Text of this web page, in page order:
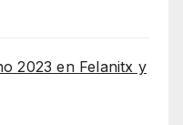
2023 en Felanitx y